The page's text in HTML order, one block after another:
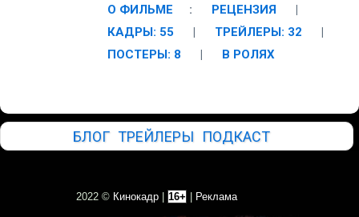
О ФИЛЬМЕ : РЕЦЕНЗИЯ
|
КАДРЫ: 55
| ТРЕЙЛЕРЫ: 32
|
ПОСТЕРЫ: 8
| В РОЛЯХ
БЛОГ ТРЕЙЛЕРЫ ПОДКАСТ
2022 © Кинокадр 16+ Реклама